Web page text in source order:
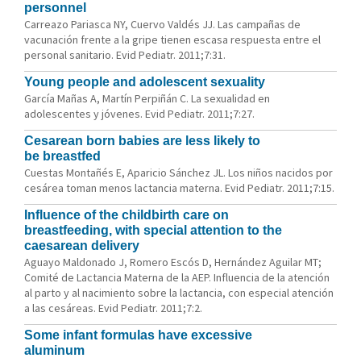
personnel
Carreazo Pariasca NY, Cuervo Valdés JJ. Las campañas de
vacunación frente a la gripe tienen escasa respuesta entre el
personal sanitario. Evid Pediatr. 2011;7:31.
Young people and adolescent sexuality
García Mañas A, Martín Perpiñán C. La sexualidad en
adolescentes y jóvenes. Evid Pediatr. 2011;7:27.
Cesarean born babies are less likely to
be breastfed
Cuestas Montañés E, Aparicio Sánchez JL. Los niños nacidos por
cesárea toman menos lactancia materna. Evid Pediatr. 2011;7:15.
Influence of the childbirth care on
breastfeeding, with special attention to the
caesarean delivery
Aguayo Maldonado J, Romero Escós D, Hernández Aguilar MT;
Comité de Lactancia Materna de la AEP. Influencia de la atención
al parto y al nacimiento sobre la lactancia, con especial atención
a las cesáreas. Evid Pediatr. 2011;7:2.
Some infant formulas have excessive
aluminum